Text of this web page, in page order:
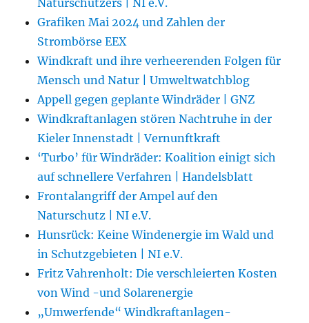
Grafiken Mai 2024 und Zahlen der
Strombörse EEX
Windkraft und ihre verheerenden Folgen für
Mensch und Natur | Umweltwatchblog
Appell gegen geplante Windräder | GNZ
Windkraftanlagen stören Nachtruhe in der
Kieler Innenstadt | Vernunftkraft
‘Turbo’ für Windräder: Koalition einigt sich
auf schnellere Verfahren | Handelsblatt
Frontalangriff der Ampel auf den
Naturschutz | NI e.V.
Hunsrück: Keine Windenergie im Wald und
in Schutzgebieten | NI e.V.
Fritz Vahrenholt: Die verschleierten Kosten
von Wind -und Solarenergie
„Umwerfende“ Windkraftanlagen-